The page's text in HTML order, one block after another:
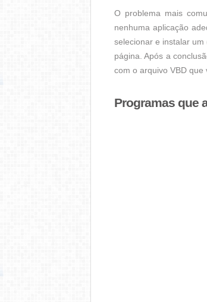
O problema mais
nenhuma aplicação
selecionar e instalar
página. Após a
com o arquivo VBD que
Programas que